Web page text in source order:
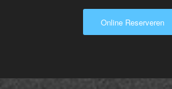
Online Reserveren